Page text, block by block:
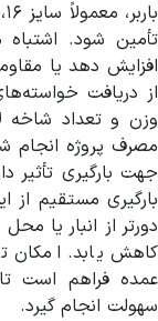
تأمین شود.
افزایش دهد یا
از دریافت
وزن و تعداد شاخه
مصرف پروژه انجام
جهت بارگیری تأثیر
بارگیری مستقیم
دورتر از انبار یا
کاهش یابد. امکان
عمده فراهم است
سهولت انجام گیرد.